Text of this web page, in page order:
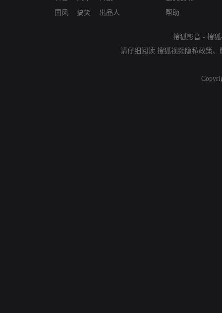
国风
搞笑
出品人
帮助
搜狐影音 - 搜
请仔细阅读 搜狐视频隐私政策、